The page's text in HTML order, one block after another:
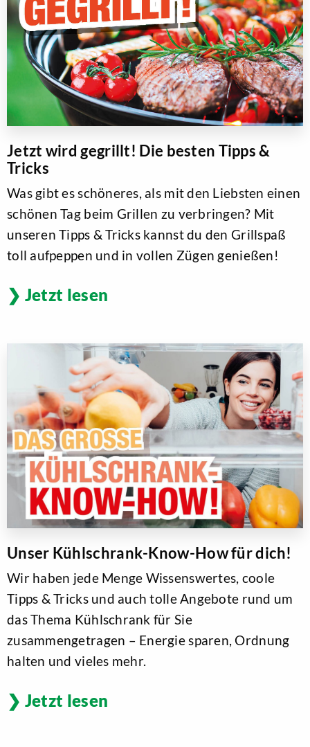
Jetzt wird gegrillt! Die besten Tipps &
Tricks
Was gibt es schöneres, als mit den Liebsten einen
schönen Tag beim Grillen zu verbringen? Mit
unseren Tipps & Tricks kannst du den Grillspaß
toll aufpeppen und in vollen Zügen genießen!
Jetzt lesen
Unser Kühlschrank-Know-How für dich!
Wir haben jede Menge Wissenswertes, coole
Tipps & Tricks und auch tolle Angebote rund um
das Thema Kühlschrank für Sie
zusammengetragen – Energie sparen, Ordnung
halten und vieles mehr.
Jetzt lesen